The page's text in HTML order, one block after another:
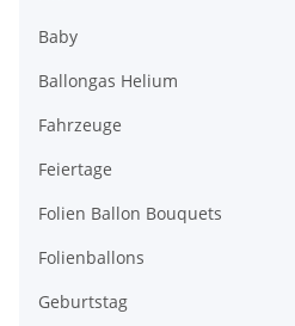
Baby
Ballongas Helium
Fahrzeuge
Feiertage
Folien Ballon Bouquets
Folienballons
Geburtstag